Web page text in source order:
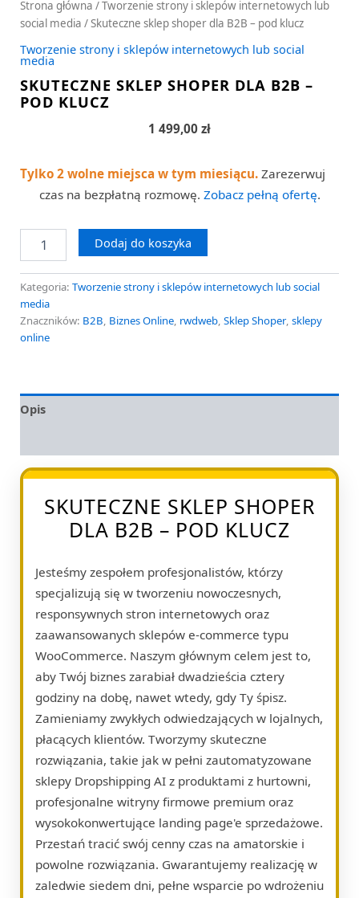
Strona główna /Tworzenie strony i sklepów internetowych lub
social media / Skuteczne sklep shoper dla B2B – pod klucz
Tworzenie strony i sklepów internetowych lub social
media
SKUTECZNE SKLEP SHOPER DLA B2B –
POD KLUCZ
1 499,00 zł
Tylko 2 wolne miejsca w tym miesiącu. Zarezerwuj
czas na bezpłatną rozmowę. Zobacz pełną ofertę.
Dodaj do koszyka
Kategoria: Tworzenie strony i sklepów internetowych lub social
media
Znaczników: B2B, Biznes Online, rwdweb, Sklep Shoper, sklepy
online
Opis
SKUTECZNE SKLEP SHOPER
DLA B2B – POD KLUCZ
Jesteśmy zespołem profesjonalistów, którzy
specjalizują się w tworzeniu nowoczesnych,
responsywnych stron internetowych oraz
zaawansowanych sklepów e-commerce typu
WooCommerce. Naszym głównym celem jest to,
aby Twój biznes zarabiał dwadzieścia cztery
godziny na dobę, nawet wtedy, gdy Ty śpisz.
Zamieniamy zwykłych odwiedzających w lojalnych,
płacących klientów. Tworzymy skuteczne
rozwiązania, takie jak w pełni zautomatyzowane
sklepy Dropshipping AI z produktami z hurtowni,
profesjonalne witryny firmowe premium oraz
wysokokonwertujące landing page'e sprzedażowe.
Przestań tracić swój cenny czas na amatorskie i
powolne rozwiązania. Gwarantujemy realizację w
zaledwie siedem dni, pełne wsparcie po wdrożeniu